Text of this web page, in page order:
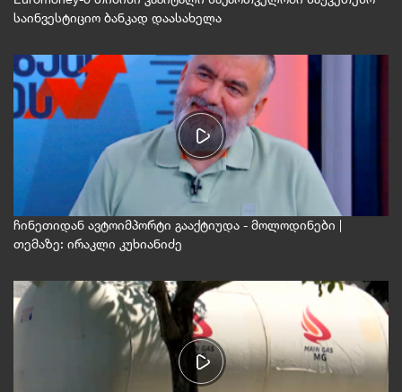
საინვესტიციო ბანკად დაასახელა
ჩინეთიდან ავტოიმპორტი გააქტიუდა - მოლოდინები |
თემაზე: ირაკლი კუხიანიძე